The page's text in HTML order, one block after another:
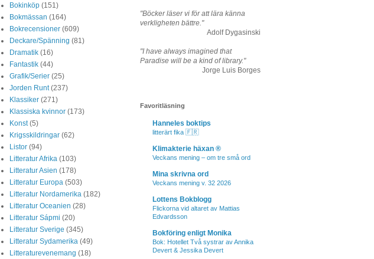
Bokinköp (151)
Bokmässan (164)
Bokrecensioner (609)
Deckare/Spänning (81)
Dramatik (16)
Fantastik (44)
Grafik/Serier (25)
Jorden Runt (237)
Klassiker (271)
Klassiska kvinnor (173)
Konst (5)
Krigsskildringar (62)
Listor (94)
Litteratur Afrika (103)
Litteratur Asien (178)
Litteratur Europa (503)
Litteratur Nordamerika (182)
Litteratur Oceanien (28)
Litteratur Sápmi (20)
Litteratur Sverige (345)
Litteratur Sydamerika (49)
Litteraturevenemang (18)
"Böcker läser vi för att lära känna
verkligheten bättre."
Adolf Dygasinski
"I have always imagined that
Paradise will be a kind of library."
Jorge Luis Borges
Favoritläsning
Hanneles boktips
litterärt fika 🇫🇷
Klimakterie häxan ®
Veckans mening – om tre små ord
Mina skrivna ord
Veckans mening v. 32 2026
Lottens Bokblogg
Flickorna vid altaret av Mattias
Edvardsson
Bokföring enligt Monika
Bok: Hotellet Två systrar av Annika
Devert & Jessika Devert